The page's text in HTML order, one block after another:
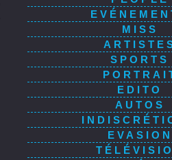
MISS
SPORTS
EDITO
AUTOS
EVASION